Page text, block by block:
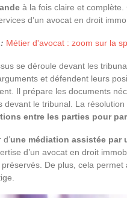
à la fois claire et
d’un avocat en droit
Métier d'avocat : zoom sur la
se déroule devant les
et défendent leurs
Il prépare les documents
devant le tribunal. La
entre les parties pour
une médiation assistée par
d’un avocat en droit
De plus, cela